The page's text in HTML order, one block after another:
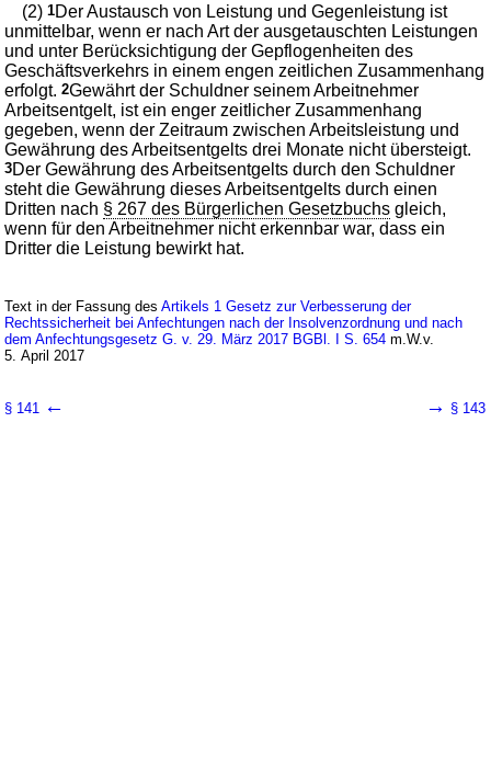
(2)1Der Austausch von Leistung und Gegenleistung ist
unmittelbar, wenn er nach Art der ausgetauschten Leistungen
und unter Berücksichtigung der Gepflogenheiten des
Geschäftsverkehrs in einem engen zeitlichen Zusammenhang
erfolgt.2Gewährt der Schuldner seinem Arbeitnehmer
Arbeitsentgelt, ist ein enger zeitlicher Zusammenhang
gegeben, wenn der Zeitraum zwischen Arbeitsleistung und
Gewährung des Arbeitsentgelts drei Monate nicht übersteigt.
3Der Gewährung des Arbeitsentgelts durch den Schuldner
steht die Gewährung dieses Arbeitsentgelts durch einen
Dritten nach § 267 des Bürgerlichen Gesetzbuchs gleich,
wenn für den Arbeitnehmer nicht erkennbar war, dass ein
Dritter die Leistung bewirkt hat.
Text in der Fassung desArtikels 1 Gesetz zur Verbesserung der
Rechtssicherheit bei Anfechtungen nach der Insolvenzordnung und nach
dem Anfechtungsgesetz G. v. 29. März 2017 BGBl. I S. 654 m.W.v.
5. April 2017
§ 141 ← → § 143